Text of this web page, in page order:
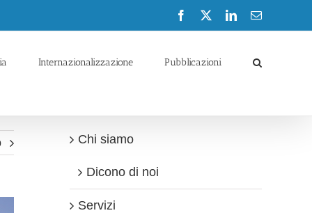
Facebook LinkedInEmail
Internazionalizzazione Pubblicazioni
Chi siamo
Dicono di noi
Servizi